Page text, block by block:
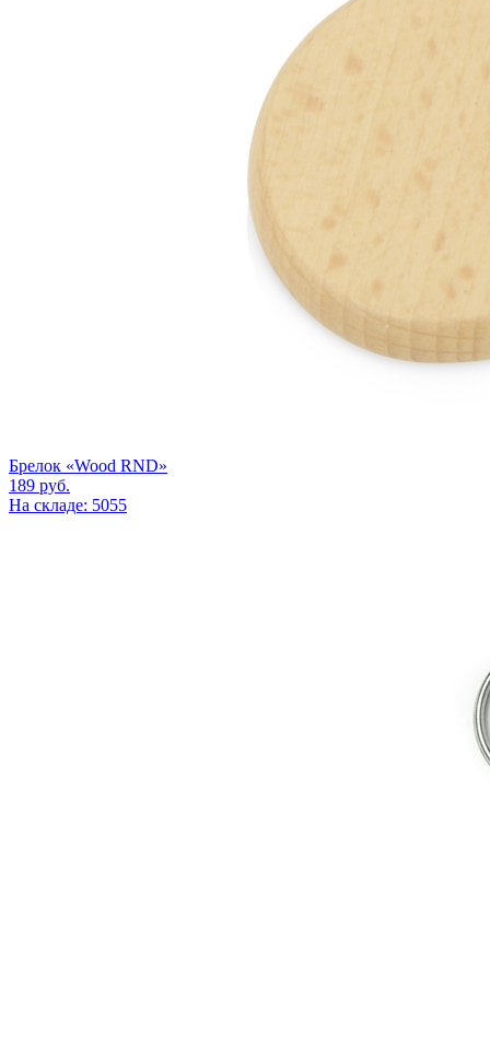
Брелок «Wood RND»
189 руб.
На складе: 5055